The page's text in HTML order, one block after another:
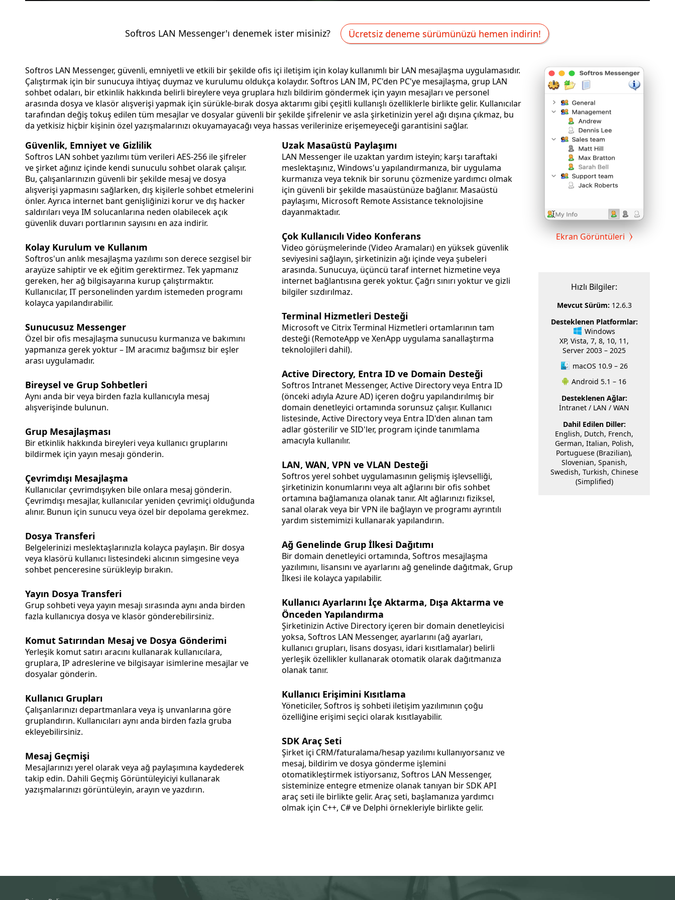
Softros LAN Messenger'ı denemek ister misiniz? Ücretsiz deneme sürümünüzü hemen indirin!
Ekran Görüntüleri
Hızlı Bilgiler:
Mevcut Sürüm: 12.6.3
Desteklenen Platformlar:
Windows
XP, Vista, 7, 8, 10, 11,
Server 2003 – 2025
macOS 10.9 – 26
Android 5.1 – 16
Desteklenen Ağlar:
İntranet / LAN / WAN
Dahil Edilen Diller:
English, Dutch, French,
German, Italian, Polish,
Portuguese (Brazilian),
Slovenian, Spanish,
Swedish, Turkish, Chinese
(Simplified)
Softros LAN Messenger, güvenli, emniyetli ve etkili bir şekilde ofis içi iletişim için kolay kullanımlı bir LAN mesajlaşma uygulamasıdır.
Çalıştırmak için bir sunucuya ihtiyaç duymaz ve kurulumu oldukça kolaydır. Softros LAN IM, PC'den PC'ye mesajlaşma, grup LAN
sohbet odaları, bir etkinlik hakkında belirli bireylere veya gruplara hızlı bildirim göndermek için yayın mesajları ve personel
arasında dosya ve klasör alışverişi yapmak için sürükle-bırak dosya aktarımı gibi çeşitli kullanışlı özelliklerle birlikte gelir. Kullanıcılar
tarafından değiş tokuş edilen tüm mesajlar ve dosyalar güvenli bir şekilde şifrelenir ve asla şirketinizin yerel ağı dışına çıkmaz, bu
da yetkisiz hiçbir kişinin özel yazışmalarınızı okuyamayacağı veya hassas verilerinize erişemeyeceği garantisini sağlar.
Güvenlik, Emniyet ve Gizlilik
Softros LAN sohbet yazılımı tüm verileri AES-256 ile şifreler
ve şirket ağınız içinde kendi sunuculu sohbet olarak çalışır.
Bu, çalışanlarınızın güvenli bir şekilde mesaj ve dosya
alışverişi yapmasını sağlarken, dış kişilerle sohbet etmelerini
önler. Ayrıca internet bant genişliğinizi korur ve dış hacker
saldırıları veya IM solucanlarına neden olabilecek açık
güvenlik duvarı portlarının sayısını en aza indirir.
Kolay Kurulum ve Kullanım
Softros'un anlık mesajlaşma yazılımı son derece sezgisel bir
arayüze sahiptir ve ek eğitim gerektirmez. Tek yapmanız
gereken, her ağ bilgisayarına kurup çalıştırmaktır.
Kullanıcılar, IT personelinden yardım istemeden programı
kolayca yapılandırabilir.
Sunucusuz Messenger
Özel bir ofis mesajlaşma sunucusu kurmanıza ve bakımını
yapmanıza gerek yoktur – IM aracımız bağımsız bir eşler
arası uygulamadır.
Bireysel ve Grup Sohbetleri
Aynı anda bir veya birden fazla kullanıcıyla mesaj
alışverişinde bulunun.
Grup Mesajlaşması
Bir etkinlik hakkında bireyleri veya kullanıcı gruplarını
bildirmek için yayın mesajı gönderin.
Çevrimdışı Mesajlaşma
Kullanıcılar çevrimdışıyken bile onlara mesaj gönderin.
Çevrimdışı mesajlar, kullanıcılar yeniden çevrimiçi olduğunda
alınır. Bunun için sunucu veya özel bir depolama gerekmez.
Dosya Transferi
Belgelerinizi meslektaşlarınızla kolayca paylaşın. Bir dosya
veya klasörü kullanıcı listesindeki alıcının simgesine veya
sohbet penceresine sürükleyip bırakın.
Yayın Dosya Transferi
Grup sohbeti veya yayın mesajı sırasında aynı anda birden
fazla kullanıcıya dosya ve klasör gönderebilirsiniz.
Komut Satırından Mesaj ve Dosya Gönderimi
Yerleşik komut satırı aracını kullanarak kullanıcılara,
gruplara, IP adreslerine ve bilgisayar isimlerine mesajlar ve
dosyalar gönderin.
Kullanıcı Grupları
Çalışanlarınızı departmanlara veya iş unvanlarına göre
gruplandırın. Kullanıcıları aynı anda birden fazla gruba
ekleyebilirsiniz.
Mesaj Geçmişi
Mesajlarınızı yerel olarak veya ağ paylaşımına kaydederek
takip edin. Dahili Geçmiş Görüntüleyiciyi kullanarak
yazışmalarınızı görüntüleyin, arayın ve yazdırın.
Uzak Masaüstü Paylaşımı
LAN Messenger ile uzaktan yardım isteyin; karşı taraftaki
meslektaşınız, Windows'u yapılandırmanıza, bir uygulama
kurmanıza veya teknik bir sorunu çözmenize yardımcı olmak
için güvenli bir şekilde masaüstünüze bağlanır. Masaüstü
paylaşımı, Microsoft Remote Assistance teknolojisine
dayanmaktadır.
Çok Kullanıcılı Video Konferans
Video görüşmelerinde (Video Aramaları) en yüksek güvenlik
seviyesini sağlayın, şirketinizin ağı içinde veya şubeleri
arasında. Sunucuya, üçüncü taraf internet hizmetine veya
internet bağlantısına gerek yoktur. Çağrı sınırı yoktur ve gizli
bilgiler sızdırılmaz.
Terminal Hizmetleri Desteği
Microsoft ve Citrix Terminal Hizmetleri ortamlarının tam
desteği (RemoteApp ve XenApp uygulama sanallaştırma
teknolojileri dahil).
Active Directory, Entra ID ve Domain Desteği
Softros Intranet Messenger, Active Directory veya Entra ID
(önceki adıyla Azure AD) içeren doğru yapılandırılmış bir
domain denetleyici ortamında sorunsuz çalışır. Kullanıcı
listesinde, Active Directory veya Entra ID'den alınan tam
adlar gösterilir ve SID'ler, program içinde tanımlama
amacıyla kullanılır.
LAN, WAN, VPN ve VLAN Desteği
Softros yerel sohbet uygulamasının gelişmiş işlevselliği,
şirketinizin konumlarını veya alt ağlarını bir ofis sohbet
ortamına bağlamanıza olanak tanır. Alt ağlarınızı fiziksel,
sanal olarak veya bir VPN ile bağlayın ve programı ayrıntılı
yardım sistemimizi kullanarak yapılandırın.
Ağ Genelinde Grup İlkesi Dağıtımı
Bir domain denetleyici ortamında, Softros mesajlaşma
yazılımını, lisansını ve ayarlarını ağ genelinde dağıtmak, Grup
İlkesi ile kolayca yapılabilir.
Kullanıcı Ayarlarını İçe Aktarma, Dışa Aktarma ve
Önceden Yapılandırma
Şirketinizin Active Directory içeren bir domain denetleyicisi
yoksa, Softros LAN Messenger, ayarlarını (ağ ayarları,
kullanıcı grupları, lisans dosyası, idari kısıtlamalar) belirli
yerleşik özellikler kullanarak otomatik olarak dağıtmanıza
olanak tanır.
Kullanıcı Erişimini Kısıtlama
Yöneticiler, Softros iş sohbeti iletişim yazılımının çoğu
özelliğine erişimi seçici olarak kısıtlayabilir.
SDK Araç Seti
Şirket içi CRM/faturalama/hesap yazılımı kullanıyorsanız ve
mesaj, bildirim ve dosya gönderme işlemini
otomatikleştirmek istiyorsanız, Softros LAN Messenger,
sisteminize entegre etmenize olanak tanıyan bir SDK API
araç seti ile birlikte gelir. Araç seti, başlamanıza yardımcı
olmak için C++, C# ve Delphi örnekleriyle birlikte gelir.